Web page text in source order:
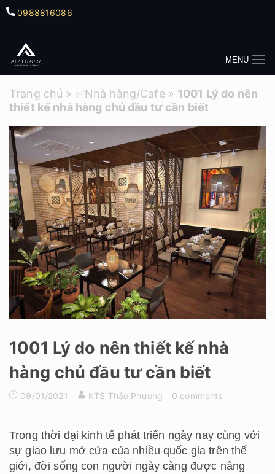
0988816086
MENU
Trang chủ » ✅Nhà hàng/Cafe» 1001 Lý do nên
thiết kế nhà hàng chủ đầu tư cần biết
1001 Lý do nên thiết kế nhà
hàng chủ đầu tư cần biết
09/01/2021 KTS Thảo Phương 0 comments
Trong thời đại kinh tế phát triển ngày nay cùng với
sự giao lưu mở cửa của nhiều quốc gia trên thế
giới, đời sống con người ngày càng được nâng